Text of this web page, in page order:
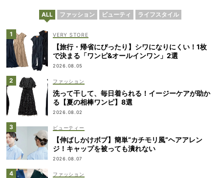
ALL ファッション ビューティ ライフスタイル
VERY STORE
【旅行・帰省にぴったり】シワになりにくい！1枚
で決まる「ワンピ&オールインワン」2選
2026.08.05
ファッション
洗って干して、毎日着られる！イージーケアが助か
る【夏の相棒ワンピ】8選
2026.08.02
ビューティー
【伸ばしかけボブ】簡単“カチモリ風”ヘアアレン
ジ！キャップを被っても潰れない
2026.08.07
ファッション